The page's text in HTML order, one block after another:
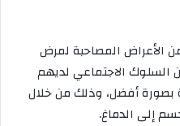
الأعراض المصاحبة لمرض
السلوك الاجتماعي لديهم
بصورة أفضل، وذلك من خلال
إلى الدماغ.